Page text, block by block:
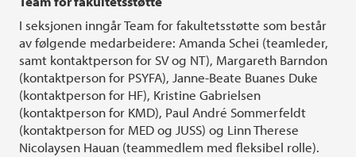
I seksjonen inngår Team for fakultetsstøtte som består
av følgende medarbeidere: Amanda Schei (teamleder,
samt kontaktperson for SV og NT), Margareth Barndon
(kontaktperson for PSYFA), Janne-Beate Buanes Duke
(kontaktperson for HF), Kristine Gabrielsen
(kontaktperson for KMD), Paul André Sommerfeldt
(kontaktperson for MED og JUSS) og Linn Therese
Nicolaysen Hauan (teammedlem med fleksibel rolle).